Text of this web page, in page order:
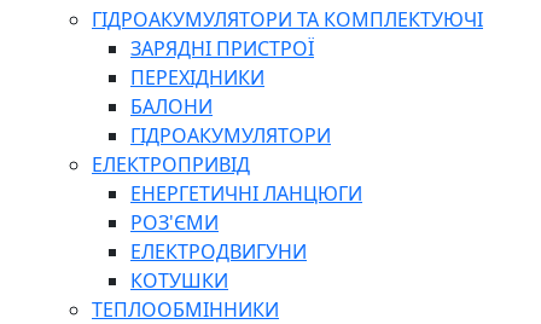
ГІДРОАКУМУЛЯТОРИ ТА КОМПЛЕКТУЮЧІ
ЗАРЯДНІ ПРИСТРОЇ
ПЕРЕХІДНИКИ
БАЛОНИ
ГІДРОАКУМУЛЯТОРИ
ЕЛЕКТРОПРИВІД
ЕНЕРГЕТИЧНІ ЛАНЦЮГИ
РОЗ'ЄМИ
ЕЛЕКТРОДВИГУНИ
КОТУШКИ
ТЕПЛООБМІННИКИ